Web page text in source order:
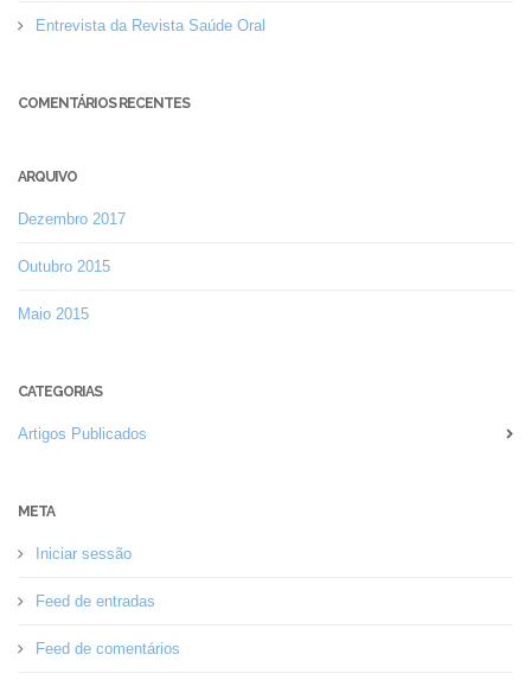
Entrevista da Revista Saúde Oral
COMENTÁRIOS RECENTES
ARQUIVO
Dezembro 2017
Outubro 2015
Maio 2015
CATEGORIAS
Artigos Publicados
META
Iniciar sessão
Feed de entradas
Feed de comentários